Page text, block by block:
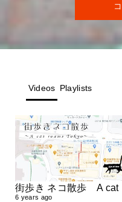
Videos Playlists
6 years ago